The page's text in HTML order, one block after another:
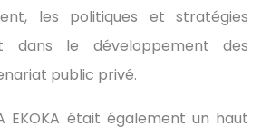
les politiques et stratégies
dans le développement des
public privé.
EKOKA était également un haut